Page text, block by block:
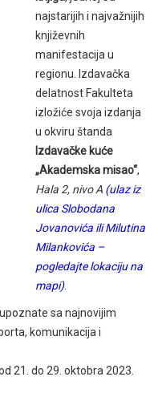
najstarijih i najvažnijih
književnih
manifestacija u
regionu. Izdavačka
delatnost Fakulteta
izložiće svoja izdanja
u okviru štanda
Izdavačke kuće
„Akademska misao“,
Hala 2, nivo A (ulaz iz
ulica Slobodana
Jovanovića ili Milutina
Milankovića –
pogledajte lokaciju na
mapi).
sa najnovijim
komunikacija i
21. do 29. oktobra 2023.